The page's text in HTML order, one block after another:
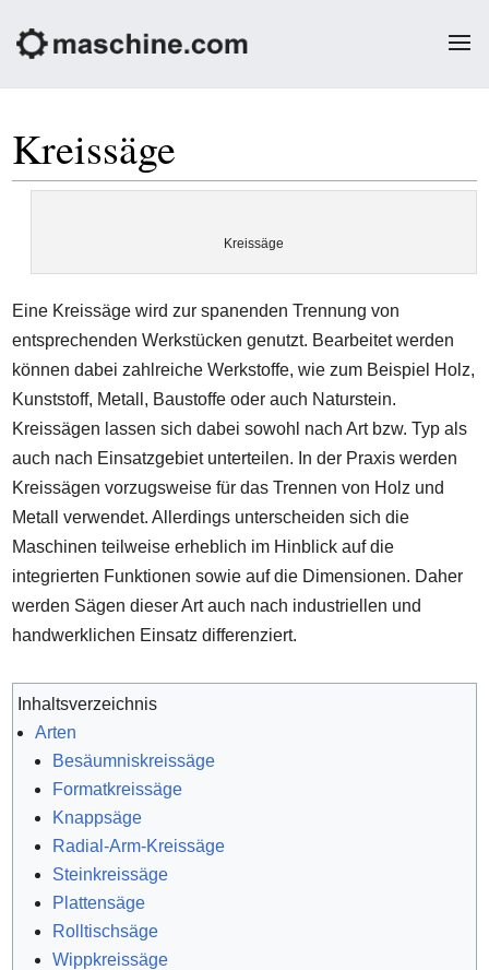
Kreissäge
Kreissäge
Eine Kreissäge wird zur spanenden Trennung von
entsprechenden Werkstücken genutzt. Bearbeitet werden
können dabei zahlreiche Werkstoffe, wie zum Beispiel Holz,
Kunststoff, Metall, Baustoffe oder auch Naturstein.
Kreissägen lassen sich dabei sowohl nach Art bzw. Typ als
auch nach Einsatzgebiet unterteilen. In der Praxis werden
Kreissägen vorzugsweise für das Trennen von Holz und
Metall verwendet. Allerdings unterscheiden sich die
Maschinen teilweise erheblich im Hinblick auf die
integrierten Funktionen sowie auf die Dimensionen. Daher
werden Sägen dieser Art auch nach industriellen und
handwerklichen Einsatz differenziert.
Inhaltsverzeichnis
Arten
Besäumniskreissäge
Formatkreissäge
Knappsäge
Radial-Arm-Kreissäge
Steinkreissäge
Plattensäge
Rolltischsäge
Wippkreissäge